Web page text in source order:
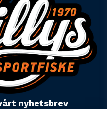
nyhetsbrev